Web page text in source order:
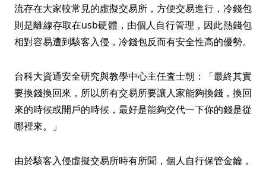
流存在大家較常見的虛擬交易所，方便交易進行，冷錢包
則是離線存取在usb硬體，由個人自行管理，因此熱錢包
相對容易遭到駭客入侵，冷錢包反而有安全性高的優勢。
台科大資通安全研究與教學中心主任査士朝：「最終其實
要換錢換回來，所以所有交易所要讓人家能夠換錢，換回
來的時候或開戶的時候，最好是能夠交代一下你的錢是從
哪裡來。」
由於駭客入侵虛擬交易所時有所聞，個人自行保管金鑰，